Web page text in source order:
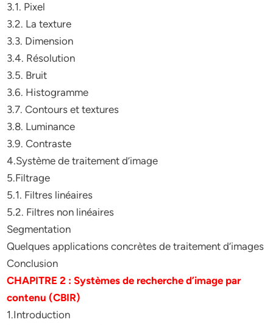
3.1. Pixel
3.2. La texture
3.3. Dimension
3.4. Résolution
3.5. Bruit
3.6. Histogramme
3.7. Contours et textures
3.8. Luminance
3.9. Contraste
4.Système de traitement d’image
5.Filtrage
5.1. Filtres linéaires
5.2. Filtres non linéaires
Segmentation
Quelques applications concrètes de traitement d’images
Conclusion
CHAPITRE 2 : Systèmes de recherche d’image par
contenu (CBIR)
1.Introduction